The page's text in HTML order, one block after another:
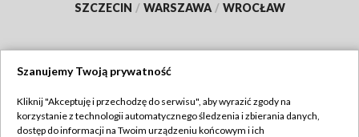
SZCZECIN / WARSZAWA / WROCŁAW
TVP
Szanujemy Twoją prywatność
Kliknij "Akceptuję i przechodzę do serwisu", aby wyrazić zgody na
korzystanie z technologii automatycznego śledzenia i zbierania danych,
dostęp do informacji na Twoim urządzeniu końcowym i ich